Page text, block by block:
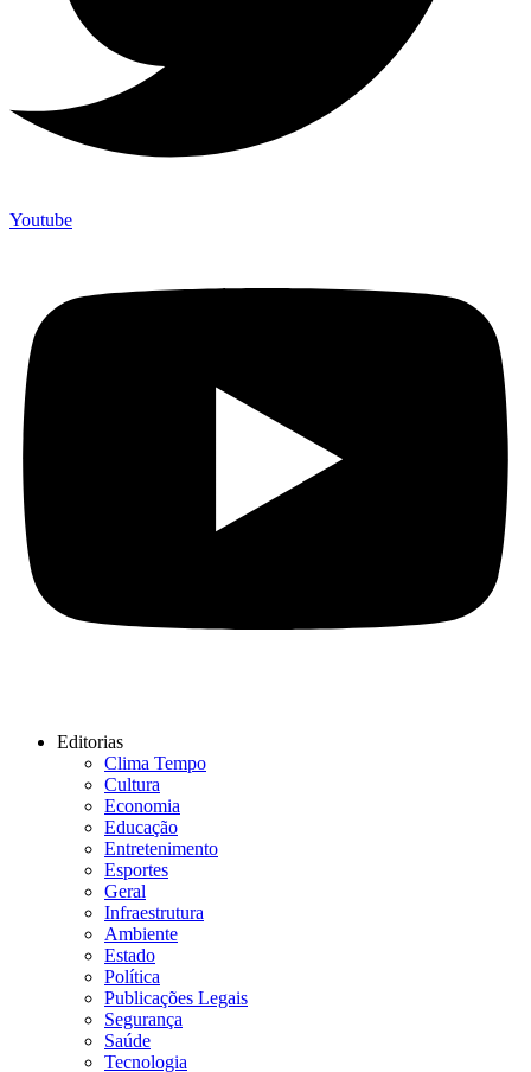
Youtube
Editorias
Clima Tempo
Cultura
Economia
Educação
Entretenimento
Esportes
Geral
Infraestrutura
Ambiente
Estado
Política
Publicações Legais
Segurança
Saúde
Tecnologia